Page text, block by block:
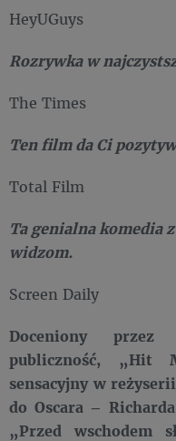
HeyUGuys
Rozrywka w
The Times
Ten film da Ci
Total Film
Ta genialna komedia
widzom.
Screen Daily
Doceniony
publiczność, „Hit
sensacyjny w
do Oscara –
„Przed wschodem